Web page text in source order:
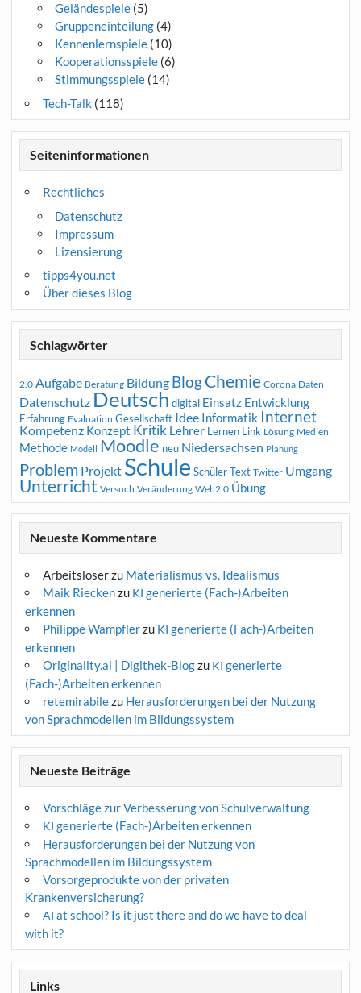
Geländespiele(5)
Gruppeneinteilung(4)
Kennenlernspiele(10)
Kooperationsspiele(6)
Stimmungsspiele(14)
Tech-Talk (118)
Seiteninformationen
Rechtliches
Datenschutz
Impressum
Lizensierung
tipps4you.net
Über dieses Blog
Schlagwörter
2.0 Aufgabe Beratung Bildung BlogChemie Corona Daten
Datenschutz Deutsch digital Einsatz Entwicklung
Erfahrung Evaluation Gesellschaft Idee Informatik Internet
Kompetenz Konzept Kritik Lehrer Lernen Link Lösung Medien
Methode Modell Moodle neu Niedersachsen Planung
Problem Projekt Schule Schüler Text Twitter Umgang
Unterricht Versuch Veränderung Web2.0 Übung
Neueste Kommentare
Arbeitsloserzu Materialismus vs. Idealismus
Maik Rieckenzu KI generierte (Fach-)Arbeiten
erkennen
Philippe Wampflerzu KI generierte (Fach-)Arbeiten
erkennen
Originality.ai | Digithek-Blogzu KI generierte
(Fach-)Arbeiten erkennen
retemirabilezu Herausforderungen bei der Nutzung
von Sprachmodellen im Bildungssystem
Neueste Beiträge
Vorschläge zur Verbesserung von Schulverwaltung
KI generierte (Fach-)Arbeiten erkennen
Herausforderungen bei der Nutzung von
Sprachmodellen im Bildungssystem
Vorsorgeprodukte von der privaten
Krankenversicherung?
AI at school? Is it just there and do we have to deal
with it?
Links